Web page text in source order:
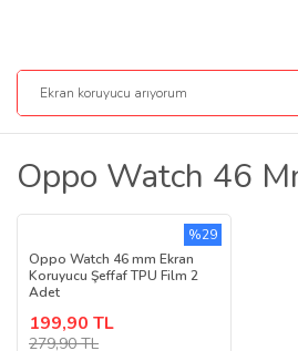
Oppo Watch 46
Oppo Watch 46 mm Ekran
Koruyucu Şeffaf TPU Film 2
Adet
199,90 TL
279,90 TL
%29